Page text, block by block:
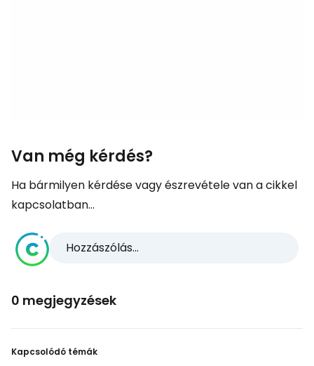
Van még kérdés?
Ha bármilyen kérdése vagy észrevétele van a cikkel
kapcsolatban...
Hozzászólás...
0 megjegyzések
Kapcsolódó témák